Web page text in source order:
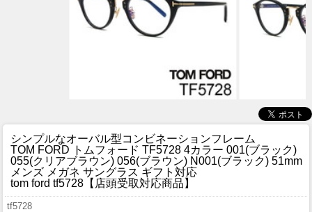
メディア情報
MEDIA
ITEM
ブログ
BLOG
シンプルなオーバル型コンビネーションフレーム
TOM FORD トムフォード TF5728 4カラー 001(ブラック)
055(クリアブラウン) 056(ブラウン) N001(ブラック) 51mm
メンズ メガネ サングラス ギフト対応
tom ford tf5728【店頭受取対応商品】
tf5728